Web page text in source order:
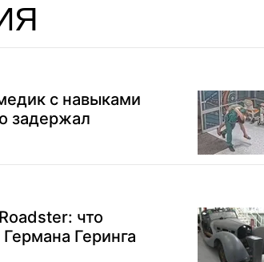
с навыками
задержал
что
Геринга